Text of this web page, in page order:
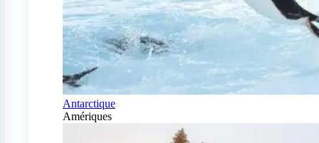
Antarctique
Amériques